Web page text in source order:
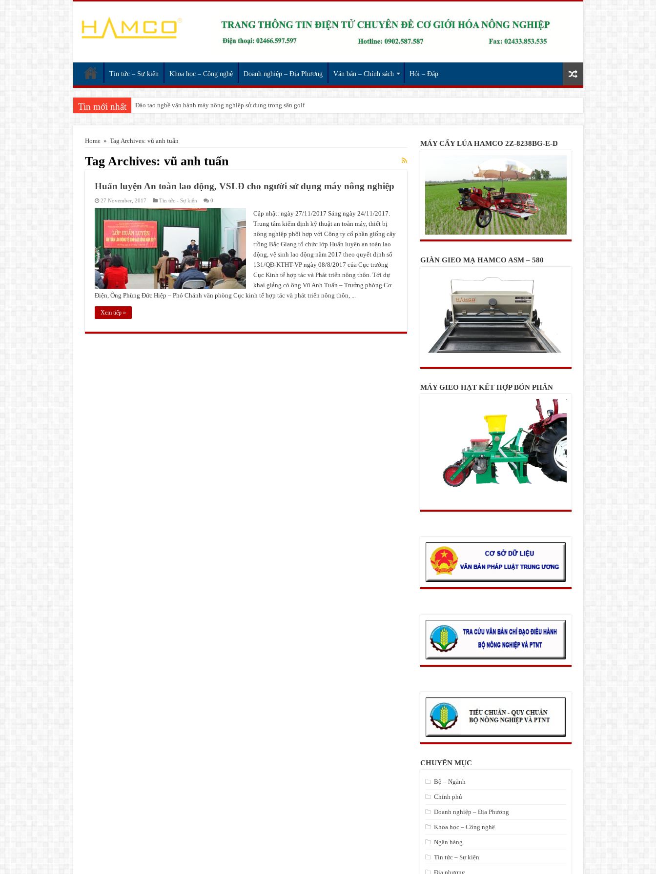
Tin tức – Sự kiện Khoa học – Công nghệ Doanh nghiệp – Địa Phương Văn bản – Chính sách Hỏi – Đáp
Tin mới nhất Đào tạo nghề vận hành máy nông nghiệp sử dụng trong sân golf
Home » Tag Archives: vũ anh tuấn
Tag Archives: vũ anh tuấn
Huấn luyện An toàn lao động, VSLĐ cho người sử dụng máy nông nghiệp
27 November, 2017 Tin tức - Sự kiện 0
Cập nhật: ngày 27/11/2017 Sáng ngày 24/11/2017.
Trung tâm kiểm định kỹ thuật an toàn máy, thiết bị
nông nghiệp phối hợp với Công ty cổ phần giống cây
trồng Bắc Giang tổ chức lớp Huấn luyện an toàn lao
động, vệ sinh lao động năm 2017 theo quyết định số
131/QĐ-KTHT-VP ngày 08/8/2017 của Cục trưởng
Cục Kinh tế hợp tác và Phát triển nông thôn. Tới dự
khai giảng có ông Vũ Anh Tuấn – Trưởng phòng Cơ
Điện, Ông Phùng Đức Hiệp – Phó Chánh văn phòng Cục kinh tế hợp tác và phát triển nông thôn, ...
Xem tiếp »
MÁY CẤY LÚA HAMCO 2Z-8238BG-E-D
GIÀN GIEO MẠ HAMCO ASM – 580
MÁY GIEO HẠT KẾT HỢP BÓN PHÂN
CHUYÊN MỤC
Bộ – Ngành
Chính phủ
Doanh nghiệp – Địa Phương
Khoa học – Công nghệ
Ngân hàng
Tin tức – Sự kiện
Địa phương